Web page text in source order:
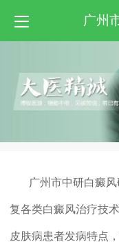
广州
广州市中研白癜
复各类白癜风治疗技
皮肤病患者发病特点